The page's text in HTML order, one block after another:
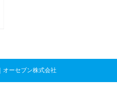
ーセブン株式会社